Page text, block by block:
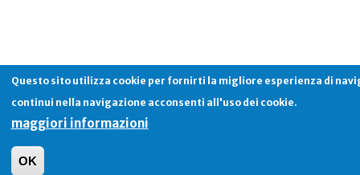
Questo sito utilizza cookie per fornirti la migliore esperienza di
continui nella navigazione acconsenti all'uso dei cookie.
maggiori informazioni
OK